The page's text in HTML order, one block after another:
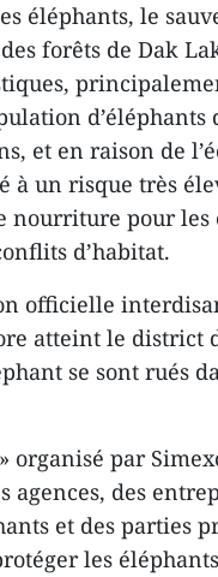
éléphants, le
forêts de Dak
d’éléphants
et en raison de
un risque très
nourriture pour les
d’habitat.
officielle
atteint le district
se sont rués
organisé par
agences, des
et des parties
les